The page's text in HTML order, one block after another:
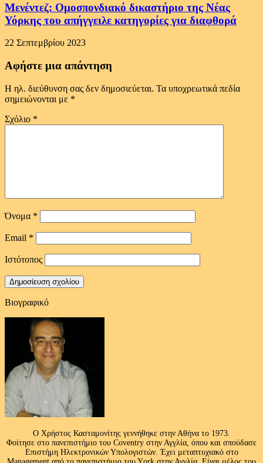
Μενέντεζ: Ομοσπονδιακό δικαστήριο της Νέας
Υόρκης του απήγγειλε κατηγορίες για διαφθορά
22 Σεπτεμβρίου 2023
Αφήστε μια απάντηση
Η ηλ. διεύθυνση σας δεν δημοσιεύεται. Τα υποχρεωτικά πεδία
σημειώνονται με *
Σχόλιο *
Όνομα *
Email *
Ιστότοπος
Βιογραφικό
Ο Χρήστος Κασταμονίτης γεννήθηκε στην Αθήνα το 1973.
Φοίτησε στο πανεπιστήμιο του Coventry στην Αγγλία, όπου και σπούδασε
Επιστήμη Ηλεκτρονικών Υπολογιστών. Έχει μεταπτυχιακό στο